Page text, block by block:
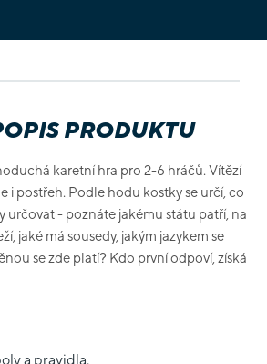
PRODUKTU
karetní hra pro 2-6 hráčů. Vítězí
i postřeh. Podle hodu kostky se určí, co
určovat - poznáte jakému státu patří, na
jaké má sousedy, jakým jazykem se
se zde platí? Kdo první odpoví, získá
a pravidla.